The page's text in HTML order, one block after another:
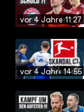
vor 4 Jahren11:27
vor 4 Jahren14:55